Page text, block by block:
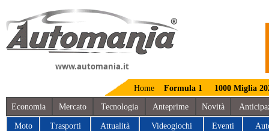
www.automania.it
Home Formula 1 1000 Miglia
Economia Mercato Tecnologia Anteprime Novità
Moto Trasporti Attualità Videogiochi Eventi